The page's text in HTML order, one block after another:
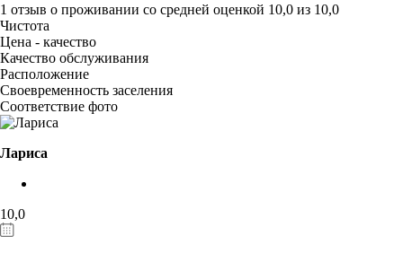
1 отзыв о проживании со средней оценкой 10,0 из 10,0
Чистота
Цена - качество
Качество обслуживания
Расположение
Своевременность заселения
Соответствие фото
Лариса
10,0